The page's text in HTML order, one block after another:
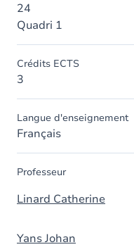
24
Quadri 1
Crédits ECTS
3
Langue d'enseignement
Français
Professeur
Linard Catherine
Yans Johan